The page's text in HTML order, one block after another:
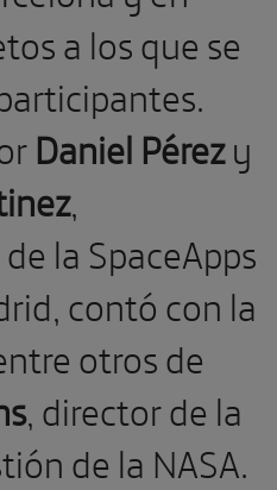
a los que se
Daniel Pérezy
,
la SpaceApps
contó con la
otros de
, director de la
de la NASA.